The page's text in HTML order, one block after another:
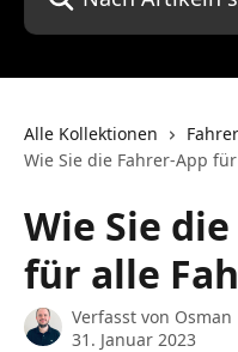
Alle Kollektionen
Wie Sie die Fahrer-App
Wie Sie
für alle
Verfasst von Osman
31. Januar 2023